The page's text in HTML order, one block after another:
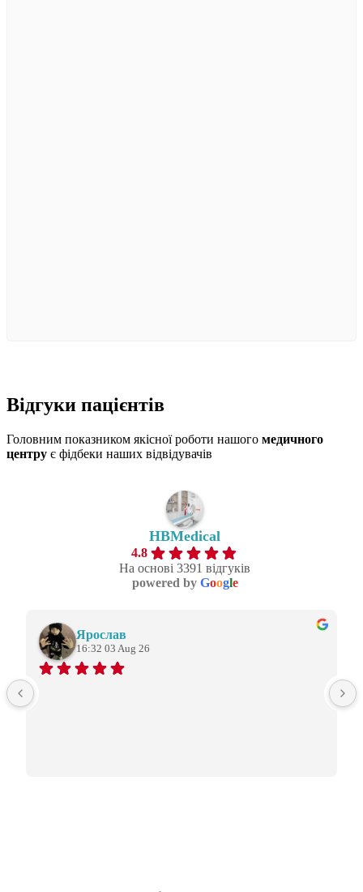
Відгуки пацієнтів
Головним показником якісної роботи нашого медичного
центру є фідбеки наших відвідувачів
HBMedical
4.8
На основі 3391 відгуків
powered by Google
Ярослав
16:32 03 Aug 26